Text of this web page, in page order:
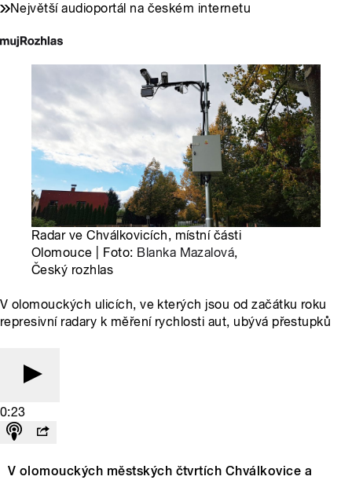
Největší audioportál na českém internetu
Radar ve Chválkovicích, místní části
Olomouce | Foto: Blanka Mazalová,
Český rozhlas
V olomouckých ulicích, ve kterých jsou od začátku roku
represivní radary k měření rychlosti aut, ubývá přestupků
0:23
V olomouckých městských čtvrtích Chválkovice a